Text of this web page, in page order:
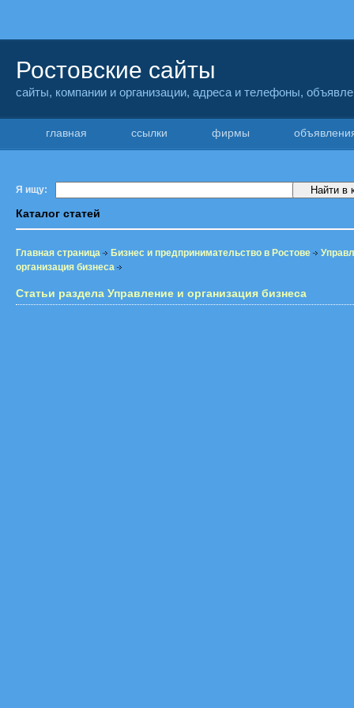
Ростовские сайты
сайты, компании и организации, адреса и телефоны,
главная ссылки фирмы
Я ищу:
Каталог статей
Главная страница Бизнес и предпринимательство в Ростове
организация бизнеса
Статьи раздела Управление и организация бизнеса